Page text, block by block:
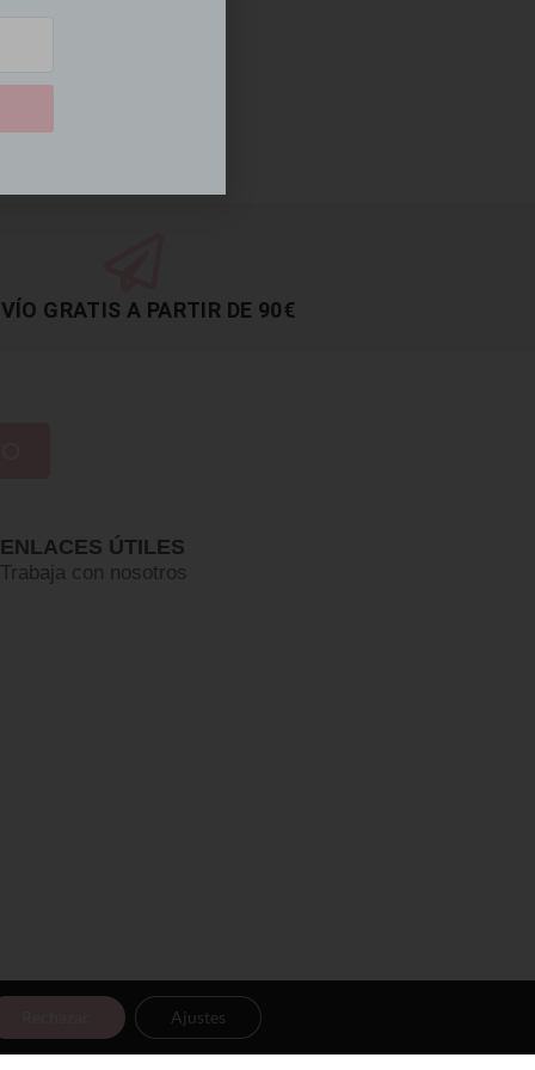
GRATIS A PARTIR DE 90€
ENLACES ÚTILES
Trabaja con nosotros
Ajustes